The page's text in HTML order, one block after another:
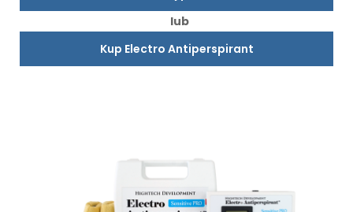
lub
Kup Electro Antiperspirant